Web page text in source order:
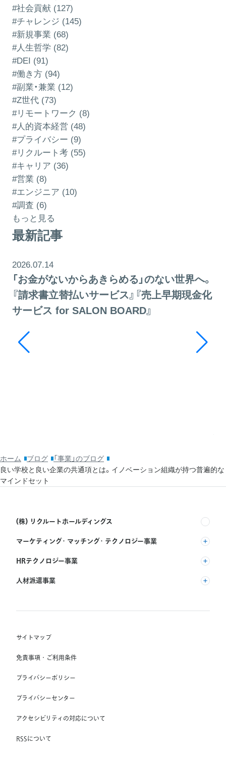
#社会貢献 (127)
#チャレンジ (145)
#新規事業 (68)
#人生哲学 (82)
#DEI (91)
#働き方 (94)
#副業・兼業 (12)
#Z世代 (73)
#リモートワーク (8)
#人的資本経営 (48)
#プライバシー (9)
#リクルート考 (55)
#キャリア (36)
#営業 (8)
#エンジニア (10)
#調査 (6)
もっと見る
最新記事
2026.07.14
「お金がないからあきらめる」のない世界へ。
『請求書立替払いサービス』『売上早期現金化
サービス for SALON BOARD』
ホーム ブログ
「事業」のブログ
良い学校と良い企業の共通項とは。イノベーション組織が持つ普遍的な
マインドセット
(株) リクルートホールディングス
マーケティング・マッチング・テクノロジー事業
(株) リクルート
HRテクノロジー事業
(株) インディードリクルートパートナーズ
Indeed, Inc.
人材派遣事業
(株) スタッフサービス・ホールディングス
Unique NV
Staffmark Group, LLC
The CSI Companies, Inc.
サイトマップ
免責事項・ご利用条件
プライバシーポリシー
プライバシーセンター
アクセシビリティの対応について
RSSについて